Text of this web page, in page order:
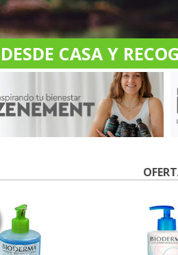
CASA Y